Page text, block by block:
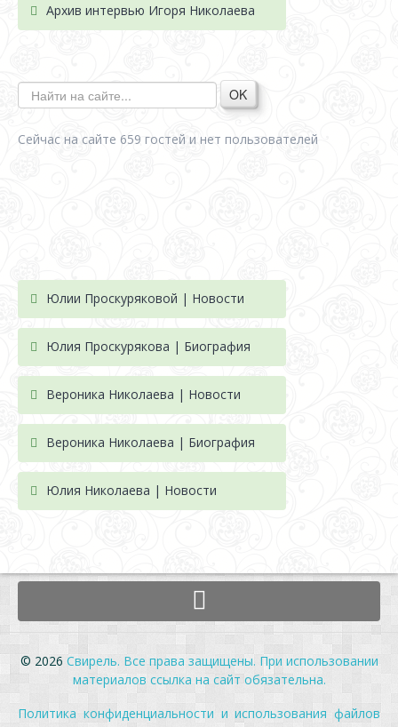
Архив интервью Игоря Николаева
OK
Сейчас на сайте 659 гостей и нет пользователей
Юлии Проскуряковой | Новости
Юлия Проскурякова | Биография
Вероника Николаева | Новости
Вероника Николаева | Биография
Юлия Николаева | Новости
© 2026 Свирель. Все права защищены. При использовании
материалов ссылка на сайт обязательна.
Политика конфиденциальности и использования файлов